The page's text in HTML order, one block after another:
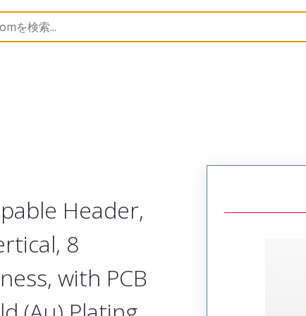
Headers and Receptacles 46207 462075008
Header,
8
with PCB